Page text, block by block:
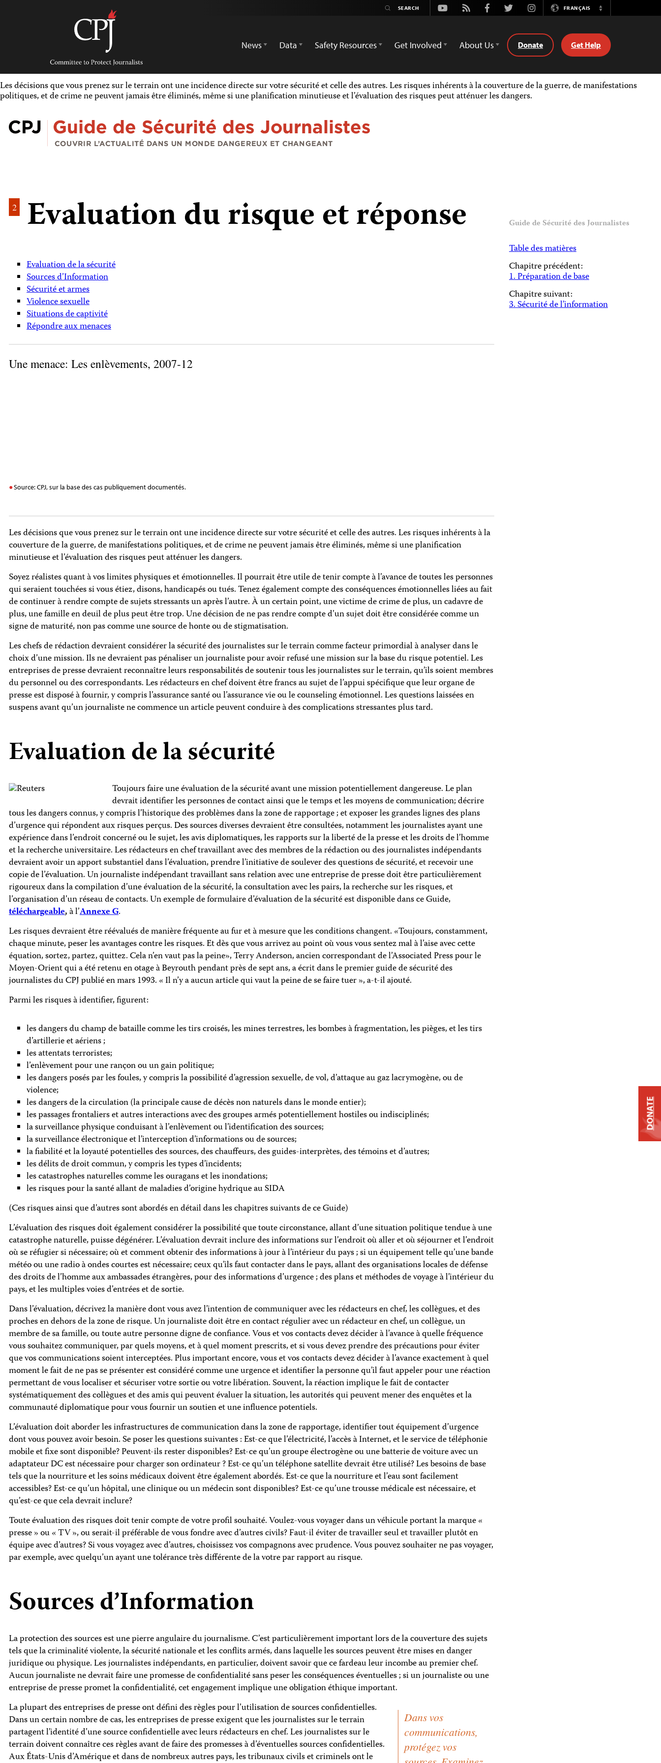
Committee
Protect
Journalists
Youtube
Rss FacebookTwitterInstagramFRANÇAIS
Switch
News
Data Safety Resources Get Involved About Us Donate Get Help
Les décisions que vous prenez sur le terrain ont une incidence directe sur votre sécurité et celle des autres. Les risques inhérents à la couverture de la guerre, de manifestations
politiques, et de crime ne peuvent jamais être éliminés, même si une planification minutieuse et l’évaluation des risques peut atténuer les dangers.
2 Evaluation du risque et réponse
Evaluation de la sécurité
Sources d’Information
Sécurité et armes
Violence sexuelle
Situations de captivité
Répondre aux menaces
Une menace: Les enlèvements, 2007-12
Source: CPJ, sur la base des cas publiquement documentés.
Les décisions que vous prenez sur le terrain ont une incidence directe sur votre sécurité et celle des autres. Les risques inhérents à la
couverture de la guerre, de manifestations politiques, et de crime ne peuvent jamais être éliminés, même si une planification
minutieuse et l’évaluation des risques peut atténuer les dangers.
Soyez réalistes quant à vos limites physiques et émotionnelles. Il pourrait être utile de tenir compte à l’avance de toutes les personnes
qui seraient touchées si vous étiez, disons, handicapés ou tués. Tenez également compte des conséquences émotionnelles liées au fait
de continuer à rendre compte de sujets stressants un après l’autre. À un certain point, une victime de crime de plus, un cadavre de
plus, une famille en deuil de plus peut être trop. Une décision de ne pas rendre compte d’un sujet doit être considérée comme un
signe de maturité, non pas comme une source de honte ou de stigmatisation.
Les chefs de rédaction devraient considérer la sécurité des journalistes sur le terrain comme facteur primordial à analyser dans le
choix d’une mission. Ils ne devraient pas pénaliser un journaliste pour avoir refusé une mission sur la base du risque potentiel. Les
entreprises de presse devraient reconnaître leurs responsabilités de soutenir tous les journalistes sur le terrain, qu’ils soient membres
du personnel ou des correspondants. Les rédacteurs en chef doivent être francs au sujet de l’appui spécifique que leur organe de
presse est disposé à fournir, y compris l’assurance santé ou l’assurance vie ou le counseling émotionnel. Les questions laissées en
suspens avant qu’un journaliste ne commence un article peuvent conduire à des complications stressantes plus tard.
Evaluation de la sécurité
Toujours faire une évaluation de la sécurité avant une mission potentiellement dangereuse. Le plan
devrait identifier les personnes de contact ainsi que le temps et les moyens de communication; décrire
tous les dangers connus, y compris l’historique des problèmes dans la zone de rapportage ; et exposer les grandes lignes des plans
d’urgence qui répondent aux risques perçus. Des sources diverses devraient être consultées, notamment les journalistes ayant une
expérience dans l’endroit concerné ou le sujet, les avis diplomatiques, les rapports sur la liberté de la presse et les droits de l’homme
et la recherche universitaire. Les rédacteurs en chef travaillant avec des membres de la rédaction ou des journalistes indépendants
devraient avoir un apport substantiel dans l’évaluation, prendre l’initiative de soulever des questions de sécurité, et recevoir une
copie de l’évaluation. Un journaliste indépendant travaillant sans relation avec une entreprise de presse doit être particulièrement
rigoureux dans la compilation d’une évaluation de la sécurité, la consultation avec les pairs, la recherche sur les risques, et
l’organisation d’un réseau de contacts. Un exemple de formulaire d’évaluation de la sécurité est disponible dans ce Guide,
téléchargeable,à l’Annexe G.
Les risques devraient être réévalués de manière fréquente au fur et à mesure que les conditions changent. «Toujours, constamment,
chaque minute, peser les avantages contre les risques. Et dès que vous arrivez au point où vous vous sentez mal à l’aise avec cette
équation, sortez, partez, quittez. Cela n’en vaut pas la peine», Terry Anderson, ancien correspondant de l’Associated Press pour le
Moyen-Orient qui a été retenu en otage à Beyrouth pendant près de sept ans, a écrit dans le premier guide de sécurité des
journalistes du CPJ publié en mars 1993. « Il n’y a aucun article qui vaut la peine de se faire tuer », a-t-il ajouté.
Parmi les risques à identifier, figurent:
les dangers du champ de bataille comme les tirs croisés, les mines terrestres, les bombes à fragmentation, les pièges, et les tirs
d’artillerie et aériens ;
les attentats terroristes;
l’enlèvement pour une rançon ou un gain politique;
les dangers posés par les foules, y compris la possibilité d’agression sexuelle, de vol, d’attaque au gaz lacrymogène, ou de
violence;
les dangers de la circulation (la principale cause de décès non naturels dans le monde entier);
les passages frontaliers et autres interactions avec des groupes armés potentiellement hostiles ou indisciplinés;
la surveillance physique conduisant à l’enlèvement ou l’identification des sources;
la surveillance électronique et l’interception d’informations ou de sources;
la fiabilité et la loyauté potentielles des sources, des chauffeurs, des guides-interprètes, des témoins et d’autres;
les délits de droit commun, y compris les types d’incidents;
les catastrophes naturelles comme les ouragans et les inondations;
les risques pour la santé allant de maladies d’origine hydrique au SIDA
(Ces risques ainsi que d’autres sont abordés en détail dans les chapitres suivants de ce Guide)
L’évaluation des risques doit également considérer la possibilité que toute circonstance, allant d’une situation politique tendue à une
catastrophe naturelle, puisse dégénérer. L’évaluation devrait inclure des informations sur l’endroit où aller et où séjourner et l’endroit
où se réfugier si nécessaire; où et comment obtenir des informations à jour à l’intérieur du pays ; si un équipement telle qu’une bande
météo ou une radio à ondes courtes est nécessaire; ceux qu’ils faut contacter dans le pays, allant des organisations locales de défense
des droits de l’homme aux ambassades étrangères, pour des informations d’urgence ; des plans et méthodes de voyage à l’intérieur du
pays, et les multiples voies d’entrées et de sortie.
Dans l’évaluation, décrivez la manière dont vous avez l’intention de communiquer avec les rédacteurs en chef, les collègues, et des
proches en dehors de la zone de risque. Un journaliste doit être en contact régulier avec un rédacteur en chef, un collègue, un
membre de sa famille, ou toute autre personne digne de confiance. Vous et vos contacts devez décider à l’avance à quelle fréquence
vous souhaitez communiquer, par quels moyens, et à quel moment prescrits, et si vous devez prendre des précautions pour éviter
que vos communications soient interceptées. Plus important encore, vous et vos contacts devez décider à l’avance exactement à quel
moment le fait de ne pas se présenter est considéré comme une urgence et identifier la personne qu’il faut appeler pour une réaction
permettant de vous localiser et sécuriser votre sortie ou votre libération. Souvent, la réaction implique le fait de contacter
systématiquement des collègues et des amis qui peuvent évaluer la situation, les autorités qui peuvent mener des enquêtes et la
communauté diplomatique pour vous fournir un soutien et une influence potentiels.
L’évaluation doit aborder les infrastructures de communication dans la zone de rapportage, identifier tout équipement d’urgence
dont vous pouvez avoir besoin. Se poser les questions suivantes : Est-ce que l’électricité, l’accès à Internet, et le service de téléphonie
mobile et fixe sont disponible? Peuvent-ils rester disponibles? Est-ce qu’un groupe électrogène ou une batterie de voiture avec un
adaptateur DC est nécessaire pour charger son ordinateur ? Est-ce qu’un téléphone satellite devrait être utilisé? Les besoins de base
tels que la nourriture et les soins médicaux doivent être également abordés. Est-ce que la nourriture et l’eau sont facilement
accessibles? Est-ce qu’un hôpital, une clinique ou un médecin sont disponibles? Est-ce qu’une trousse médicale est nécessaire, et
qu’est-ce que cela devrait inclure?
Toute évaluation des risques doit tenir compte de votre profil souhaité. Voulez-vous voyager dans un véhicule portant la marque «
presse » ou « TV », ou serait-il préférable de vous fondre avec d’autres civils? Faut-il éviter de travailler seul et travailler plutôt en
équipe avec d’autres? Si vous voyagez avec d’autres, choisissez vos compagnons avec prudence. Vous pouvez souhaiter ne pas voyager,
par exemple, avec quelqu’un ayant une tolérance très différente de la votre par rapport au risque.
Sources d’Information
La protection des sources est une pierre angulaire du journalisme. C’est particulièrement important lors de la couverture des sujets
tels que la criminalité violente, la sécurité nationale et les conflits armés, dans laquelle les sources peuvent être mises en danger
juridique ou physique. Les journalistes indépendants, en particulier, doivent savoir que ce fardeau leur incombe au premier chef.
Aucun journaliste ne devrait faire une promesse de confidentialité sans peser les conséquences éventuelles ; si un journaliste ou une
entreprise de presse promet la confidentialité, cet engagement implique une obligation éthique important.
Dans vos
communications,
protégez vos
La plupart des entreprises de presse ont défini des règles pour l’utilisation de sources confidentielles.
Dans un certain nombre de cas, les entreprises de presse exigent que les journalistes sur le terrain
partagent l’identité d’une source confidentielle avec leurs rédacteurs en chef. Les journalistes sur le
terrain doivent connaître ces règles avant de faire des promesses à d’éventuelles sources confidentielles.
Aux États-Unis d’Amérique et dans de nombreux autres pays, les tribunaux civils et criminels ont le
Guide de Sécurité des Journalistes
Table des matières
Chapitre précédent:
1. Préparation de base
Chapitre suivant:
3. Sécurité de l’information
DONATE